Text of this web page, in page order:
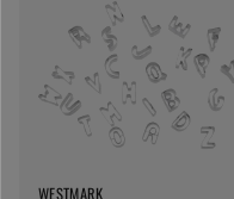
WESTMARK